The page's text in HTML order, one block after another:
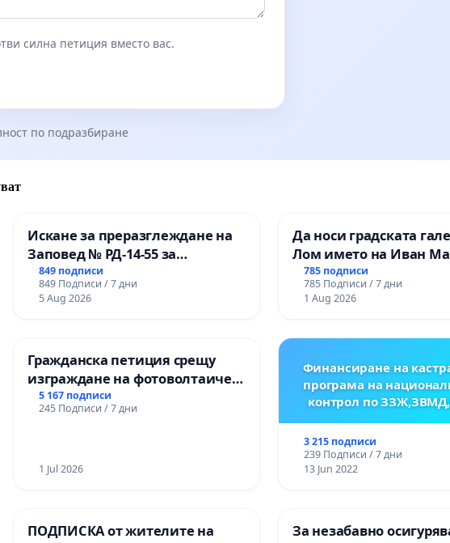
силна петиция вместо вас.
по подразбиране
Искане за преразглеждане на
Заповед № РД-14-55 за
вливането на
Професионалната гимназия по
промишлени технологии в
Пазарджик
849 подписи
849 Подписи / 7 дни
5 Aug 2026
Да носи градската
Лом името на Иван
785 подписи
785 Подписи / 7 дни
1 Aug 2026
Гражданска петиция срещу
изграждане на фотоволтаичен
парк в с.Прибой, общ. Радомир
5 167 подписи
245 Подписи / 7 дни
1 Jul 2026
Финансиране на
програма на
контрол по
3 215 подписи
239 Подписи / 7 дни
13 Jun 2022
ПОДПИСКА от жителите на
За незабавно